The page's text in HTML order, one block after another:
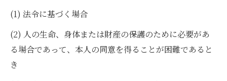
(1) 法令に基づく場合
(2) 人の生命、身体または財産の保護のために必要があ
る場合であって、本人の同意を得ることが困難であると
き